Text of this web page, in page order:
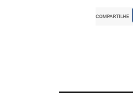
COMPARTILHE